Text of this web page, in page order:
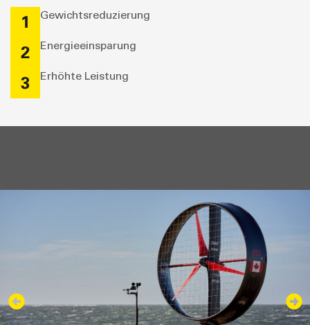
1
Gewichtsreduzierung
2 Energieeinsparung
3 Erhöhte Leistung